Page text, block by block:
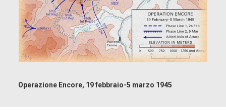
Operazione Encore, 19 febbraio-5 marzo 1945